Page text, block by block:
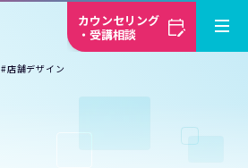
カウンセリング
・受講相談
#店舗デザイン